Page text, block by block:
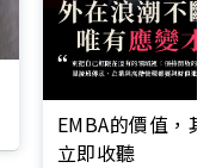
EMBA的價值，
立即收聽